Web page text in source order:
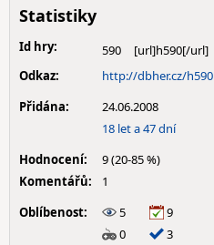
Statistiky
Id hry:
590
Odkaz:
http://dbher.cz/h590
Přidána:
24.06.2008
18 let a 47 dní
Hodnocení:
9 (20-85 %)
Komentářů:
1
Oblíbenost:
5
9
0
3